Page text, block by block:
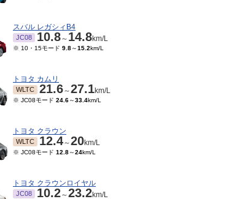
スバル レガシィB4
JC08 10.8～ 14.8km/L
※ 10・15モード 9.8～15.2km/L
トヨタ カムリ
WLTC 21.6～27.1km/L
※ JC08モード 24.6～33.4km/L
トヨタ クラウン
WLTC 12.4～20km/L
※ JC08モード 12.8～24km/L
トヨタ クラウンロイヤル
JC08 10.2～23.2km/L